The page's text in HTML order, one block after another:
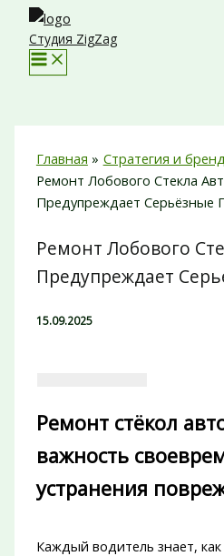
Перейти
содержимому
Студия ZigZag
Главная
Стратегия и
Ремонт Лобового Стекла
Предупреждает Серьёзные
Ремонт Лобового
Предупреждает
15.09.2025
Ремонт стёкол
важность
устранения
Каждый водитель знает,